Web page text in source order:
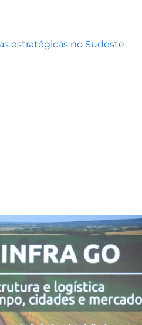
estratégicas no Sudeste